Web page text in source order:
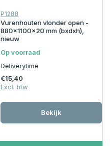
P1288
Vurenhouten vlonder open -
880x1100x20 mm (bxdxh),
nieuw
Op voorraad
Deliverytime
€15,40
Excl. btw
Bekijk